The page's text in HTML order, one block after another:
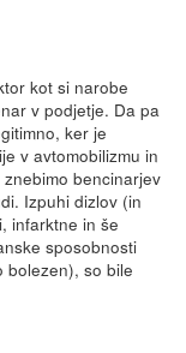
kot si narobe
v podjetje. Da pa
ker je
v avtomobilizmu in
bencinarjev
Izpuhi dizlov (in
infarktne in še
sposobnosti
bolezen), so bile